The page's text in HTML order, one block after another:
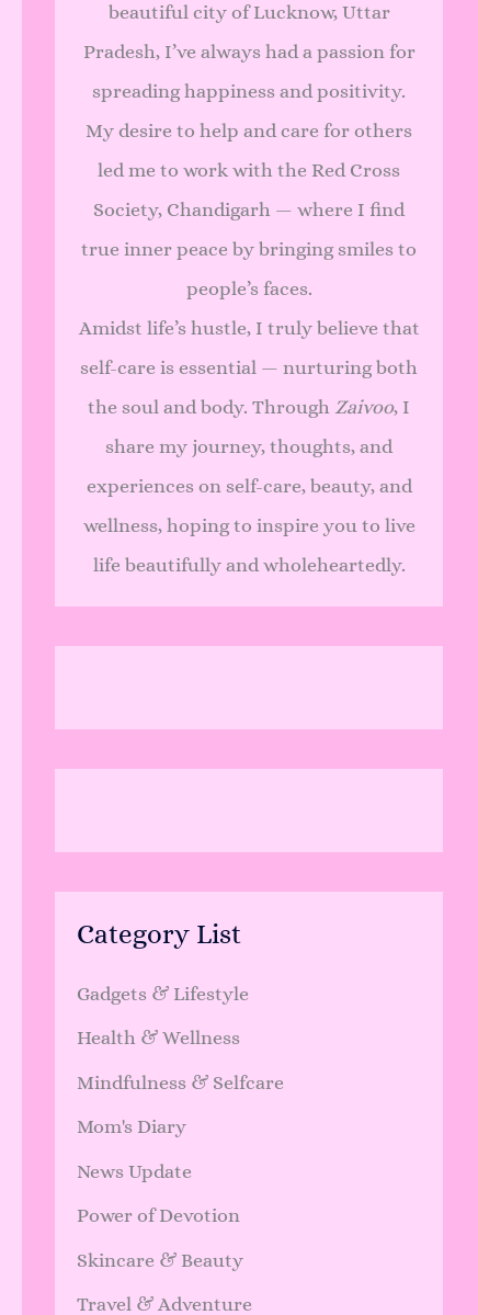
beautiful city of Lucknow, Uttar
Pradesh, I’ve always had a passion for
spreading happiness and positivity.
My desire to help and care for others
led me to work with the Red Cross
Society, Chandigarh — where I find
true inner peace by bringing smiles to
people’s faces.
Amidst life’s hustle, I truly believe that
self-care is essential — nurturing both
the soul and body. Through Zaivoo, I
share my journey, thoughts, and
experiences on self-care, beauty, and
wellness, hoping to inspire you to live
life beautifully and wholeheartedly.
Category List
Gadgets & Lifestyle
Health & Wellness
Mindfulness & Selfcare
Mom's Diary
News Update
Power of Devotion
Skincare & Beauty
Travel & Adventure